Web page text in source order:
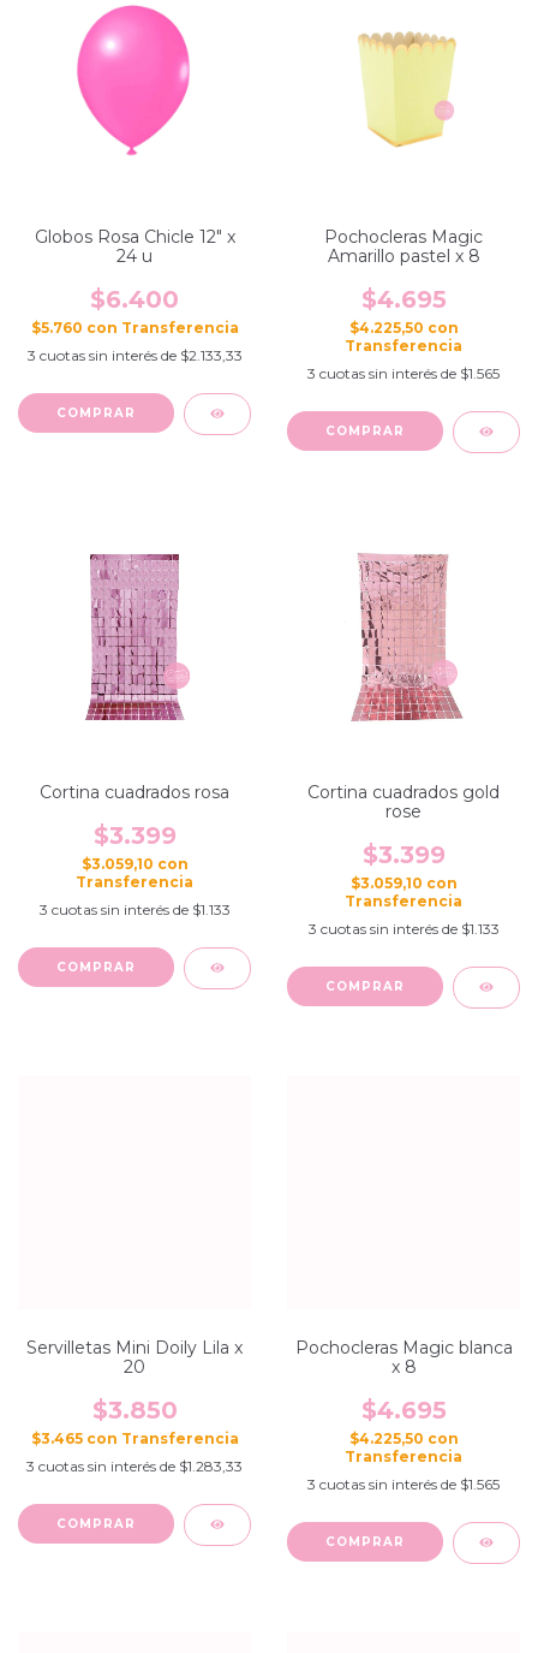
Globos Rosa Chicle 12" x
24 u
$6.400
$5.760 con
3 cuotas sin interés de $2.133,33
Pochocleras Magic
Amarillo pastel x 8
$4.695
$4.225,50 con
3 cuotas sin interés de $1.565
Cortina cuadrados rosa
$3.399
$3.059,10 con
3 cuotas sin interés de $1.133
Cortina cuadrados gold
rose
$3.399
$3.059,10 con
3 cuotas sin interés de $1.133
Servilletas Mini Doily Lila x
20
$3.850
$3.465 con
3 cuotas sin interés de $1.283,33
Pochocleras Magic blanca
x 8
$4.695
$4.225,50 con
3 cuotas sin interés de $1.565